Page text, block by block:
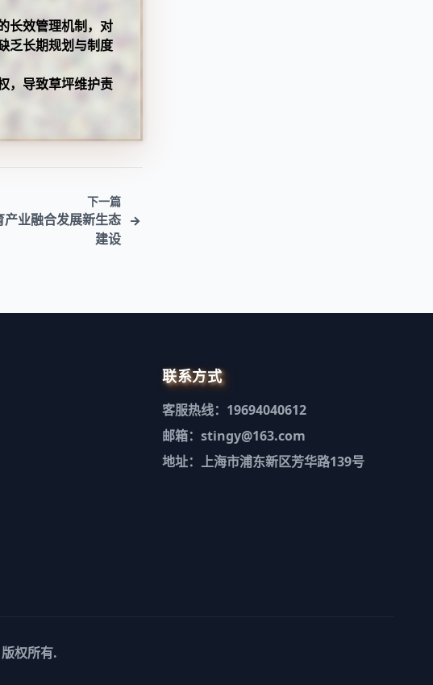
长效管理机制，对
乏长期规划与制度
，导致草坪维护责
下一篇
业融合发展新生态
建设
联系方式
客服热线：19694040612
邮箱：stingy@163.com
地址：上海市浦东新区芳华路139号
权所有.